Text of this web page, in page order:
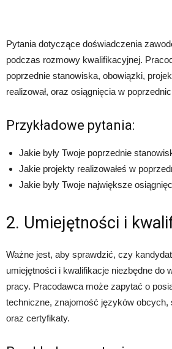
Pytania dotyczące doświadczenia
podczas rozmowy kwalifikacyjnej.
poprzednie stanowiska, obowiązki,
realizował, oraz osiągnięcia w
Przykładowe pytania:
Jakie były Twoje poprzednie
Jakie projekty realizowałeś w
Jakie były Twoje największe
2. Umiejętności i
Ważne jest, aby sprawdzić, czy
umiejętności i kwalifikacje niezbędne do
pracy. Pracodawca może zapytać o
techniczne, znajomość języków obcych,
oraz certyfikaty.